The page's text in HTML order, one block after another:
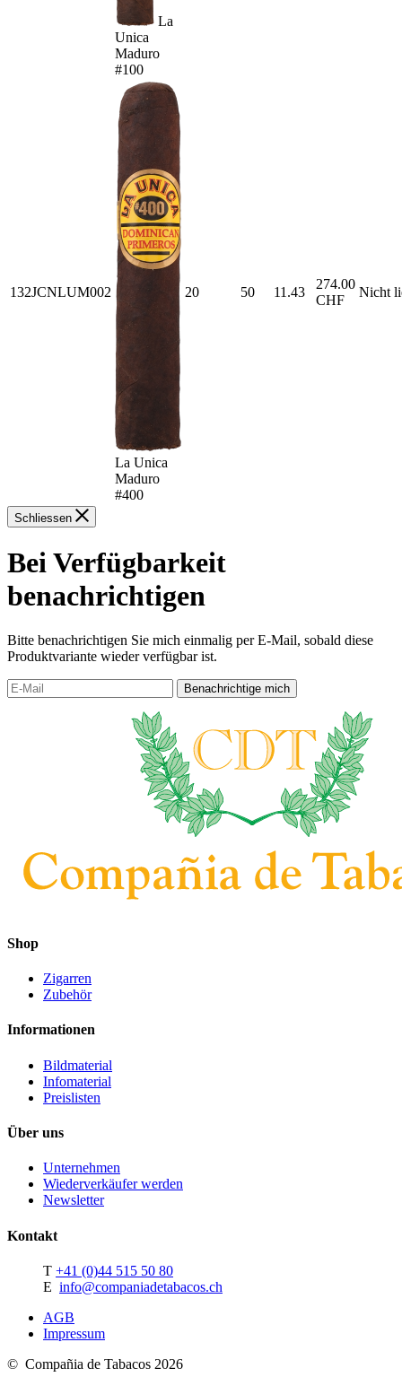
La
Unica
Maduro
#100
132JCNLUM002
La Unica
Maduro
#400
20 50 11.43
274.00
CHF
Nicht
Schliessen
Bei Verfügbarkeit
benachrichtigen
Bitte benachrichtigen Sie mich einmalig per E-Mail, sobald diese
Produktvariante wieder verfügbar ist.
Shop
Zigarren
Zubehör
Informationen
Bildmaterial
Infomaterial
Preislisten
Über uns
Unternehmen
Wiederverkäufer werden
Newsletter
Kontakt
T +41 (0)44 515 50 80
E info@companiadetabacos.ch
AGB
Impressum
© Compañia de Tabacos 2026